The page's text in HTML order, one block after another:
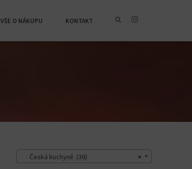
VŠE O NÁKUPU KONTAKT
×
Česká kuchyně (36)